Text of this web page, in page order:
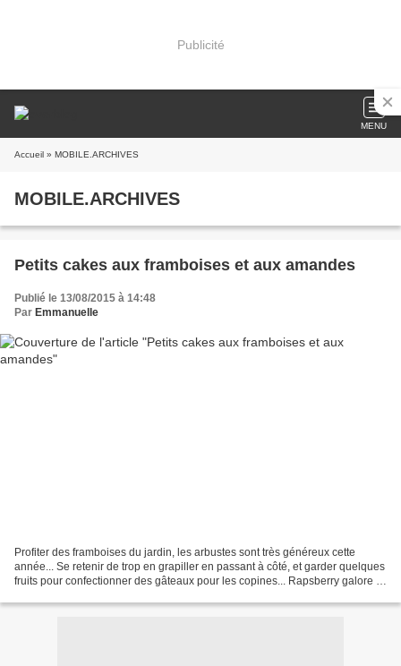
Publicité
MENU
Accueil » MOBILE.ARCHIVES
MOBILE.ARCHIVES
Petits cakes aux framboises et aux amandes
Publié le 13/08/2015 à 14:48
Par Emmanuelle
Profiter des framboises du jardin, les arbustes sont très généreux cette
année... Se retenir de trop en grapiller en passant à côté, et garder quelques
fruits pour confectionner des gâteaux pour les copines... Rapsberry galore in